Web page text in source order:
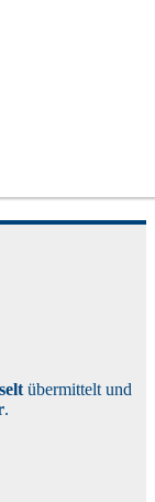
übermittelt und
.